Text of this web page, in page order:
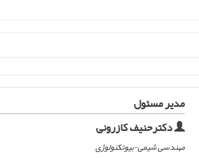
مدیر مسئول
دکترحنیف کازرونی
مهندسی شیمی-بیوتکنولوژی